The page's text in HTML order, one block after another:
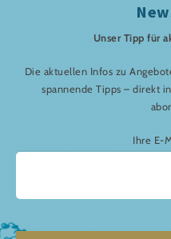
Unser Tipp für
Die aktuellen Infos zu
spannende Tipps – direkt
Ihre E-